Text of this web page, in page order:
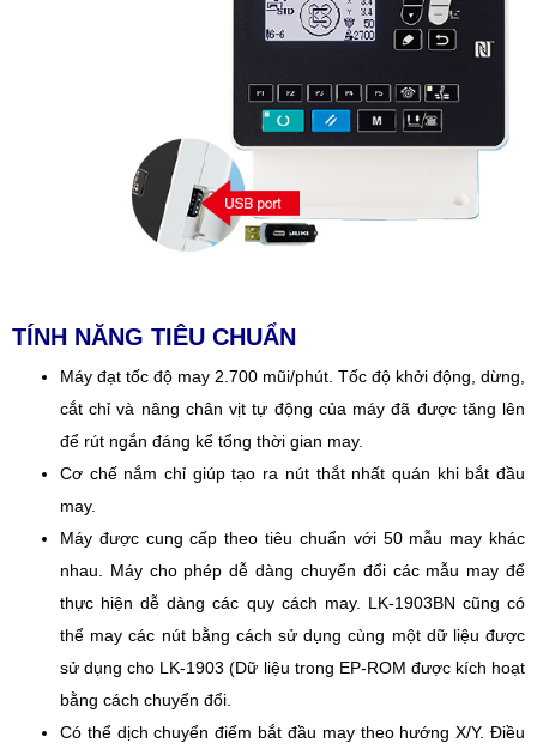
TÍNH NĂNG TIÊU CHUẨN
Máy đạt tốc độ may 2.700 mũi/phút. Tốc độ khởi động, dừng,
cắt chỉ và nâng chân vịt tự động của máy đã được tăng lên
để rút ngắn đáng kể tổng thời gian may.
Cơ chế nắm chỉ giúp tạo ra nút thắt nhất quán khi bắt đầu
may.
Máy được cung cấp theo tiêu chuẩn với 50 mẫu may khác
nhau. Máy cho phép dễ dàng chuyển đổi các mẫu may để
thực hiện dễ dàng các quy cách may. LK-1903BN cũng có
thể may các nút bằng cách sử dụng cùng một dữ liệu được
sử dụng cho LK-1903 (Dữ liệu trong EP-ROM được kích hoạt
bằng cách chuyển đổi.
Có thể dịch chuyển điểm bắt đầu may theo hướng X/Y. Điều